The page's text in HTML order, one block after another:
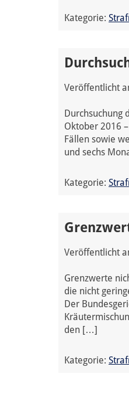
Kategorie:
Veröffentlicht
Durchsuchung
Oktober 2016
Fällen sowie
und sechs
Kategorie:
Veröffentlicht
Grenzwerte
die nicht
Der
den […]
Kategorie: